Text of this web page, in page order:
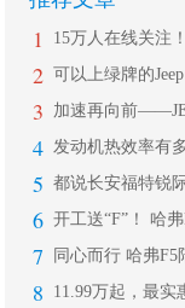
1
2 可以上绿牌的
3 加速再向前
4
5
6 开工送“F”！ 哈
7 同心而行 哈弗F5
8 11.99万起，最实